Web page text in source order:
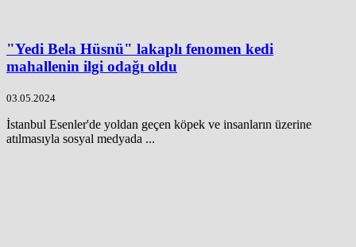
"Yedi Bela Hüsnü" lakaplı fenomen kedi
mahallenin ilgi odağı oldu
03.05.2024
İstanbul Esenler'de yoldan geçen köpek ve insanların üzerine
atılmasıyla sosyal medyada ...